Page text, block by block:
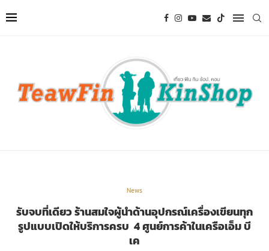
News
รับจบที่เดียว ร้านสมใจผู้นำด้านอุปกรณ์เครื่องเขียนทุก
รูปแบบเปิดให้บริการครบ 4 ศูนย์การค้าในเครือเอ็ม บี
เค